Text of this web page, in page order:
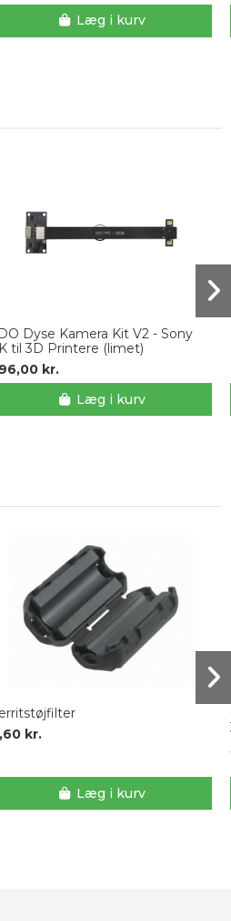
Læg i kurv
Dyse Kamera Kit V2 - Sony
til 3D Printere (limet)
kr.
Læg i kurv
kr.
Læg i kurv